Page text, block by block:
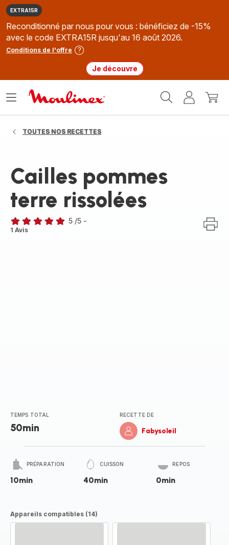
EXTRA15R
Reconditionné par nous pour vous : bénéficiez de -15%
avec le code EXTRA15R jusqu'au 16 août 2026.
Conditions de l'offre
Je découvre
MonMon
Ouvrir
TOUTES NOS RECETTES
Cailles pommes
terre rissolées
Avis
5 /5 -
1 Avis
TEMPS TOTAL
50min
RECETTE DE
Fabysoleil
PRÉPARATION
10min
CUISSON
40min
REPOS
0min
Appareils compatibles (14)